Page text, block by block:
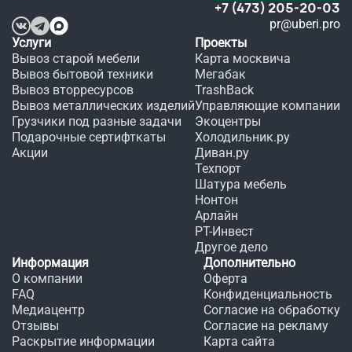
в этот
день.
+7 (473) 205-20-03
pr@uberi.pro
Услуги
Вывоз старой мебели
Вывоз бытовой техники
Вывоз вторресурсов
Вывоз металлических изделий
Грузчики под разные задачи
Подарочные сертифткаты
Акции
Проекты
Карта москвича
Мегабак
TrashBack
Управляющие компании
Экоцентры
Холодильник.ру
Диван.ру
Техпорт
Шатура мебель
Нонтон
Арлайн
РТ-Инвест
Другое дело
Информация
О компании
FAQ
Медиацентр
Отзывы
Раскрытие информации
Дополнительно
Оферта
Конфиденциальность
Согласие на обработку
Согласие на рекламу
Карта сайта